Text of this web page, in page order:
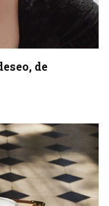
de